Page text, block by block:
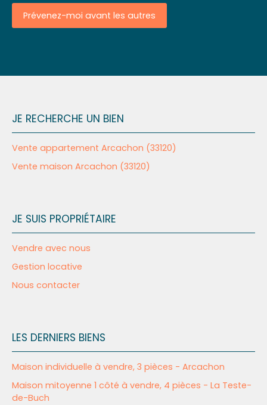
Prévenez-moi avant les autres
JE RECHERCHE UN BIEN
Vente appartement Arcachon (33120)
Vente maison Arcachon (33120)
JE SUIS PROPRIÉTAIRE
Vendre avec nous
Gestion locative
Nous contacter
LES DERNIERS BIENS
Maison individuelle à vendre, 3 pièces - Arcachon
Maison mitoyenne 1 côté à vendre, 4 pièces - La Teste-
de-Buch